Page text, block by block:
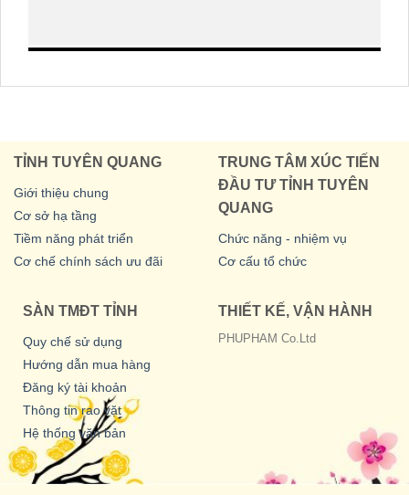
TỈNH TUYÊN QUANG
Giới thiệu chung
Cơ sở hạ tầng
Tiềm năng phát triển
Cơ chế chính sách ưu đãi
TRUNG TÂM XÚC TIẾN
ĐẦU TƯ TỈNH TUYÊN
QUANG
Chức năng - nhiệm vụ
Cơ cấu tổ chức
SÀN TMĐT TỈNH
Quy chế sử dụng
Hướng dẫn mua hàng
Đăng ký tài khoản
Thông tin rao vặt
Hệ thống văn bản
THIẾT KẾ, VẬN HÀNH
PHUPHAM Co.Ltd